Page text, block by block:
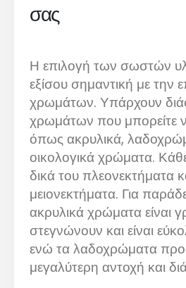
σας
Η επιλογή των σωστών
εξίσου σημαντική με την
χρωμάτων. Υπάρχουν
χρωμάτων που μπορείτε
όπως ακρυλικά,
οικολογικά χρώματα.
δικά του πλεονεκτήματα
μειονεκτήματα. Για
ακρυλικά χρώματα είναι
στεγνώνουν και είναι
ενώ τα λαδοχρώματα
μεγαλύτερη αντοχή και